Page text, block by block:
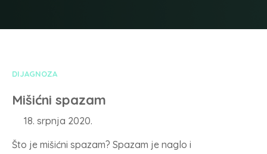
DIJAGNOZA
Mišićni spazam
18. srpnja 2020.
Što je mišićni spazam? Spazam je naglo i